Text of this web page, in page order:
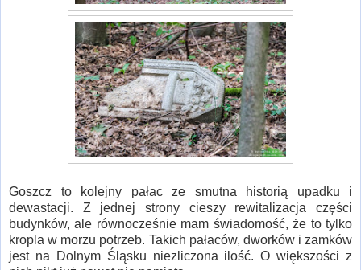
Goszcz to kolejny pałac ze smutna historią upadku i
dewastacji. Z jednej strony cieszy rewitalizacja części
budynków, ale równocześnie mam świadomość, że to tylko
kropla w morzu potrzeb. Takich pałaców, dworków i zamków
jest na Dolnym Śląsku niezliczona ilość. O większości z